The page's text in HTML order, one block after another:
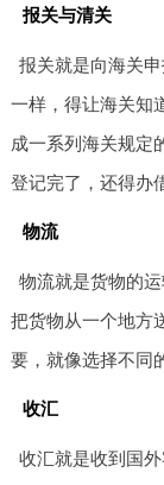
报关与清关
报关就是向海关
一样，得让海关知
成一系列海关规定
登记完了，还得办
物流
物流就是货物的
把货物从一个地方
要，就像选择不同
收汇
收汇就是收到国